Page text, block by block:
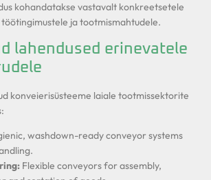
kohandatakse vastavalt konkreetsetele
ja tootmismahtudele.
lahendused erinevatele
konveierisüsteeme laiale tootmissektorite
washdown-ready conveyor systems
Flexible conveyors for assembly,